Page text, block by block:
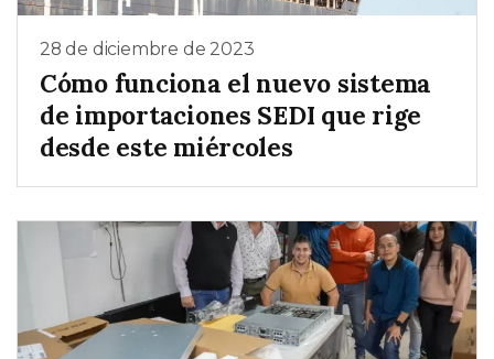
28 de diciembre de 2023
Cómo funciona el nuevo sistema
de importaciones SEDI que rige
desde este miércoles